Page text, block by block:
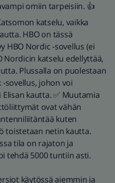
omiin tarpeisiin. 👍
katselu, vaikka
HBO on tässä
HBO Nordic -sovellus (ei
Nordicin katselu edellyttää,
Plussalla on puolestaan
-sovellus, johon voi
kautta. ✅ Muutamia
ovat vähän
kuten
toistetaan netin kautta.
tila on rajaton ja
tehdä 5000 tuntiin asti.
käytössä aiemmin ja